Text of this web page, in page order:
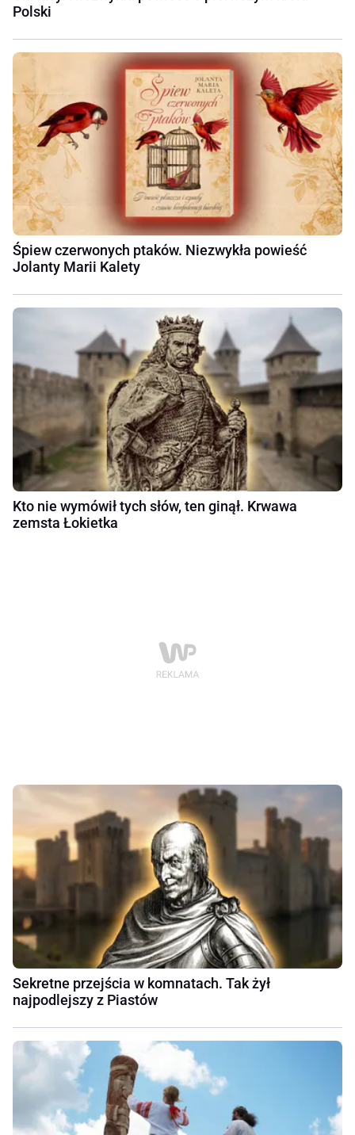
Polski
Śpiew czerwonych ptaków. Niezwykła powieść
Jolanty Marii Kalety
Kto nie wymówił tych słów, ten ginął. Krwawa
zemsta Łokietka
Sekretne przejścia w komnatach. Tak żył
najpodlejszy z Piastów